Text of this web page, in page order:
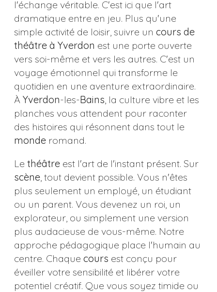
l'échange véritable. C'est ici que l'art
dramatique entre en jeu. Plus qu'une
simple activité de loisir, suivre un cours de
théâtre à Yverdon est une porte ouverte
vers soi-même et vers les autres. C'est un
voyage émotionnel qui transforme le
quotidien en une aventure extraordinaire.
À Yverdon-les-Bains , la culture vibre et les
planches vous attendent pour raconter
des histoires qui résonnent dans tout le
monderomand.
Le théâtreest l'art de l'instant présent. Sur
scène, tout devient possible. Vous n'êtes
plus seulement un employé, un étudiant
ou un parent. Vous devenez un roi, un
explorateur, ou simplement une version
plus audacieuse de vous-même. Notre
approche pédagogique place l'humain au
centre. Chaque cours est conçu pour
éveiller votre sensibilité et libérer votre
potentiel créatif. Que vous soyez timide ou